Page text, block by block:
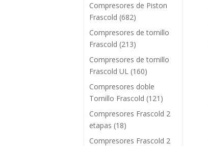
Compresores de Piston
Frascold (682)
Compresores de tornillo
Frascold (213)
Compresores de tornillo
Frascold UL (160)
Compresores doble
Tornillo Frascold (121)
Compresores Frascold 2
etapas (18)
Compresores Frascold 2